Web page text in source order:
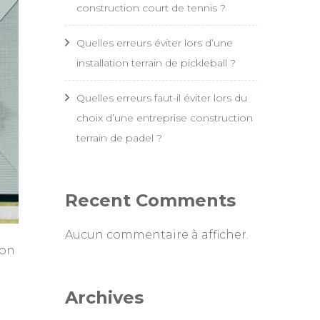
construction court de tennis ?
Quelles erreurs éviter lors d’une
installation terrain de pickleball ?
Quelles erreurs faut-il éviter lors du
choix d’une entreprise construction
terrain de padel ?
Recent Comments
Aucun commentaire à afficher.
Archives